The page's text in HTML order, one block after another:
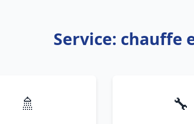
Service: chauffe
🚿 🔧